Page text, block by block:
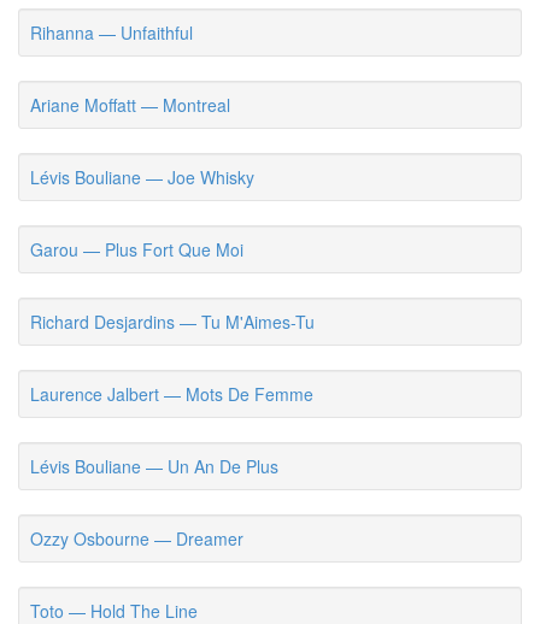
Rihanna — Unfaithful
Ariane Moffatt — Montreal
Lévis Bouliane — Joe Whisky
Garou — Plus Fort Que Moi
Richard Desjardins — Tu M'Aimes-Tu
Laurence Jalbert — Mots De Femme
Lévis Bouliane — Un An De Plus
Ozzy Osbourne — Dreamer
Toto — Hold The Line